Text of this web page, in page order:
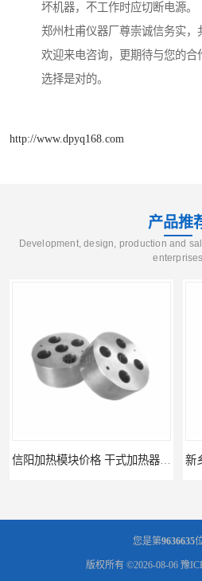
坏机器，不工作时应切断电源。
郑州杜甫仪器厂尊崇诚信务实，
欢迎来电咨询，更期待与您的合
选择是对的。
http://www.dpyq168.com
产品推
Development, design, production and
enterprises
您是第9636635
版权所有 ©2026-08-06 豫